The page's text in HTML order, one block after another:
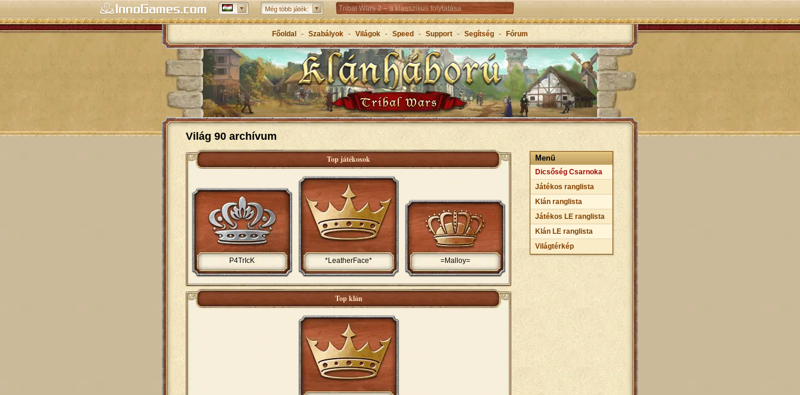
Még több játék: Tribal Wars 2 – a klasszikus folytatása
Forge of Empires – Korokon átívelő stratégiai játék
Grepolis – Építs birodalmat az ókori Görögországban
Főoldal - Szabályok - Világok - Speed - Support - Segítség - Fórum
Világ 90 archívum
Menü
Dicsőség Csarnoka
Játékos ranglista
Klán ranglista
Játékos LE ranglista
Klán LE ranglista
Világtérkép
Top játékosok
*LeatherFace*
P4TrIcK =Malloy=
Top klán